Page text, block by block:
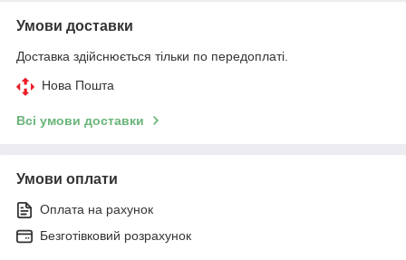
Умови доставки
Доставка здійснюється тільки по передоплаті.
Нова Пошта
Всі умови доставки
Умови оплати
Оплата на рахунок
Безготівковий розрахунок